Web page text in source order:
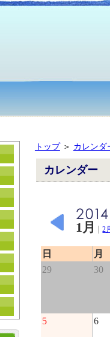
トップ＞ カレンダ
カレンダー
1月 |2
日
月
29
30
5 6